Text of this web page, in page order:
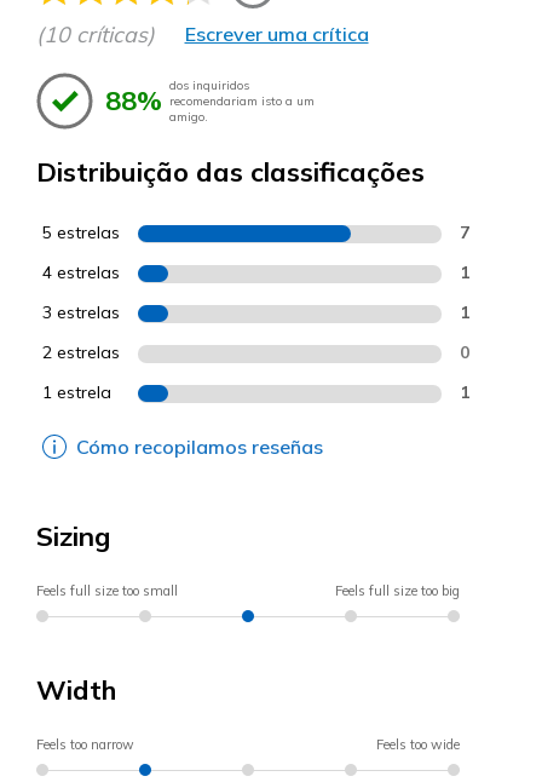
(10 críticas) Escrever uma crítica
88% dos inquiridos
recomendariam isto a um
amigo.
Distribuição das classificações
5 estrelas 7
4 estrelas 1
3 estrelas 1
2 estrelas 0
1 estrela 1
Cómo recopilamos reseñas
Sizing
Feels full size too small Feels full size too big
Width
Feels too narrow Feels too wide